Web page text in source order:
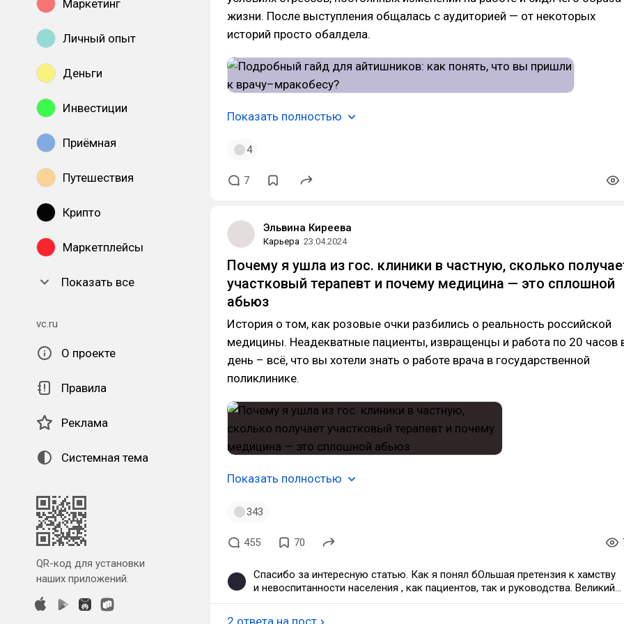
Маркетинг
Личный опыт
Деньги
Инвестиции
Приёмная
Путешествия
Крипто
Маркетплейсы
Показать все
vc.ru
О проекте
Правила
Реклама
Системная тема
QR-код для установки
наших приложений.
жизни. После выступления общалась с аудиторией — от некоторых
историй просто обалдела.
Показать полностью
4
7
Эльвина Киреева
Карьера 23.04.2024
Почему я ушла из гос. клиники в частную, сколько
участковый терапевт и почему медицина — это сплошной
абьюз
История о том, как розовые очки разбились о реальность российской
медицины. Неадекватные пациенты, извращенцы и работа по 20 часов
день – всё, что вы хотели знать о работе врача в государственной
поликлинике.
Показать полностью
343
455 70
Спасибо за интересную статью. Как я понял бОльшая претензия к хамству
и невоспитанности населения , как пациентов, так и руководства. Великий
народ, штош
2 ответа на пост